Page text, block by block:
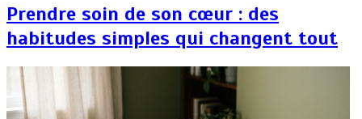
Prendre soin de son cœur : des
habitudes simples qui changent tout